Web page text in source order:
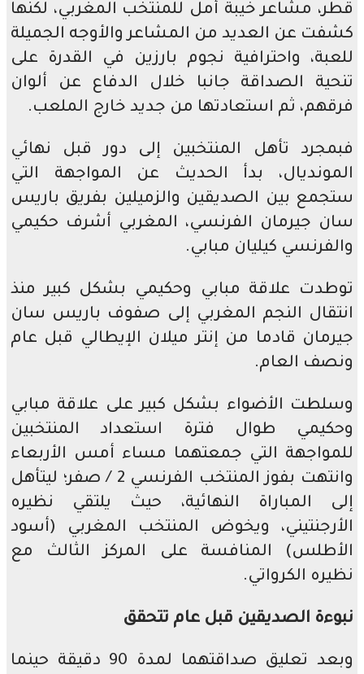
قطر، مشاعر خيبة أمل للمنتخب المغربي، لكنها
كشفت عن العديد من المشاعر والأوجه الجميلة
للعبة، واحترافية نجوم بارزين في القدرة على
تنحية الصداقة جانبا خلال الدفاع عن ألوان
فرقهم، ثم استعادتها من جديد خارج الملعب.
فبمجرد تأهل المنتخبين إلى دور قبل نهائي
المونديال، بدأ الحديث عن المواجهة التي
ستجمع بين الصديقين والزميلين بفريق باريس
سان جيرمان الفرنسي، المغربي أشرف حكيمي
والفرنسي كيليان مبابي.
توطدت علاقة مبابي وحكيمي بشكل كبير منذ
انتقال النجم المغربي إلى صفوف باريس سان
جيرمان قادما من إنتر ميلان الإيطالي قبل عام
ونصف العام.
وسلطت الأضواء بشكل كبير على علاقة مبابي
وحكيمي طوال فترة استعداد المنتخبين
للمواجهة التي جمعتهما مساء أمس الأربعاء
وانتهت بفوز المنتخب الفرنسي 2 / صفر؛ ليتأهل
إلى المباراة النهائية، حيث يلتقي نظيره
الأرجنتيني، ويخوض المنتخب المغربي (أسود
الأطلس) المنافسة على المركز الثالث مع
نظيره الكرواتي.
نبوءة الصديقين قبل عام تتحقق
وبعد تعليق صداقتهما لمدة 90 دقيقة حينما